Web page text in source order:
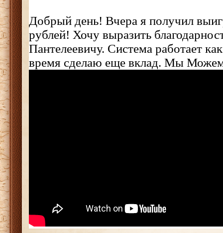
Добрый день! Вчера я получил
рублей! Хочу выразить
Пантелеевичу. Система работает
время сделаю еще вклад. Мы